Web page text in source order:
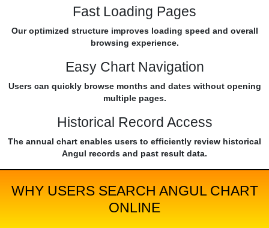
Fast Loading Pages
Our optimized structure improves loading speed and overall
browsing experience.
Easy Chart Navigation
Users can quickly browse months and dates without opening
multiple pages.
Historical Record Access
The annual chart enables users to efficiently review historical
Angul records and past result data.
WHY USERS SEARCH ANGUL CHART
ONLINE